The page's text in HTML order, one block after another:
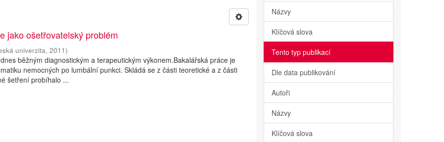
jako ošetřovatelský problém
univerzita,2011)
běžným diagnostickým a terapeutickým výkonem.Bakalářská práce je
nemocných po lumbální punkci. Skládá se z části teoretické a z části
šetření probíhalo ...
Názvy
Klíčová slova
Tento typ publikací
Dle data publikování
Autoři
Názvy
Klíčová slova